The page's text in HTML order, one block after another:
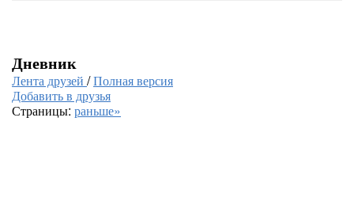
Дневник
Лента друзей /Полная версия
Добавить в друзья
Страницы: раньше»